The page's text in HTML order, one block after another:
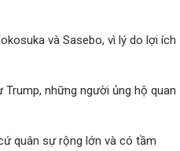
và Sasebo, vì lý do lợi ích
những người ủng hộ quan
quân sự rộng lớn và có tầm